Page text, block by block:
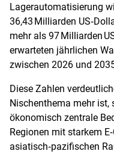
Lagerautomatisierung
36,43 Milliarden
mehr als 97 Milliarden
erwarteten jährlichen
zwischen 2026 und
Diese Zahlen
Nischenthema mehr ist,
ökonomisch zentrale
Regionen mit starkem
asiatisch‑pazifischen